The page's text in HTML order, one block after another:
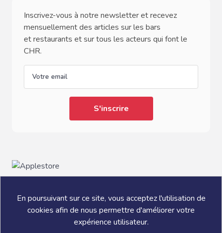
En poursuivant sur ce site, vous acceptez l'utilisation de
cookies afin de nous permettre d'améliorer votre
expérience utilisateur.
Inscrivez-vous à notre newsletter et recevez
mensuellement des articles sur les bars
et restaurants et sur tous les acteurs qui font le
CHR.
email